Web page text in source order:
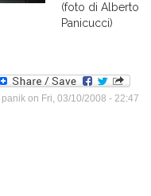
(foto di Alberto
Panicucci)
panik on Fri, 03/10/2008 - 22:47